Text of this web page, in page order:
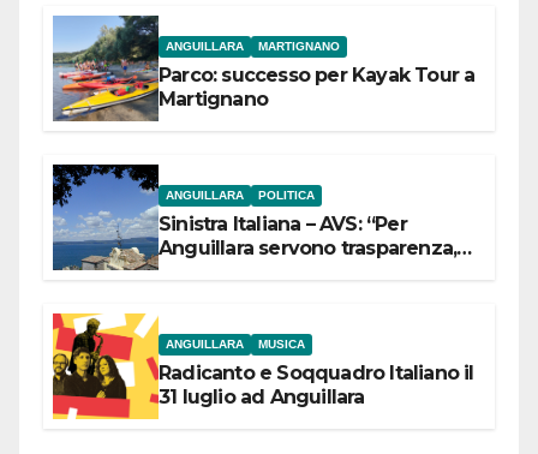
ANGUILLARA MARTIGNANO
Parco: successo per Kayak Tour a
Martignano
ANGUILLARA POLITICA
Sinistra Italiana – AVS: “Per
Anguillara servono trasparenza,
ANGUILLARA MUSICA
Radicanto e Soqquadro Italiano il
31 luglio ad Anguillara